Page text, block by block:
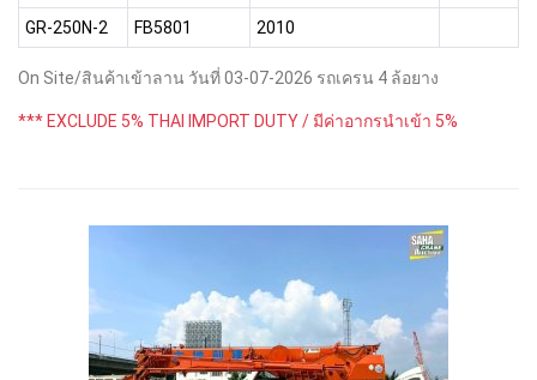
GR-250N-2 FB5801 2010
On Site/สินค้าเข้าลาน วันที่ 03-07-2026 รถเครน 4 ล้อยาง
*** EXCLUDE 5% THAI IMPORT DUTY / มีค่าอากรนำเข้า 5%